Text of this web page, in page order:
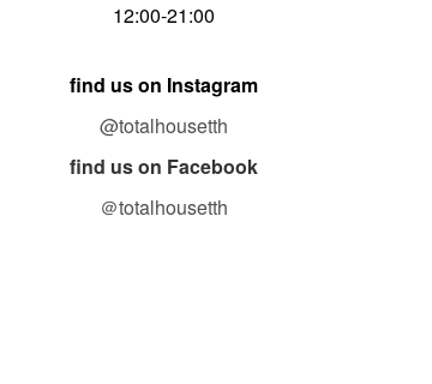
12:00-21:00
find us on Instagram
@totalhousetth
find us on Facebook
＠totalhousetth